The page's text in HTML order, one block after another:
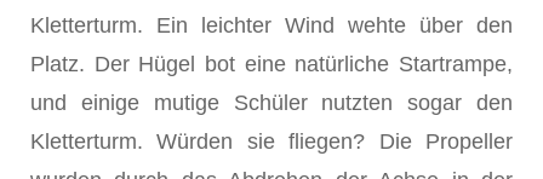
Kletterturm. Ein leichter Wind wehte über den
Platz. Der Hügel bot eine natürliche Startrampe,
und einige mutige Schüler nutzten sogar den
Kletterturm. Würden sie fliegen? Die Propeller